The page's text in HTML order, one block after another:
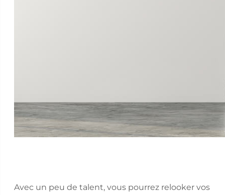
Avec un peu de talent, vous pourrez relooker vos